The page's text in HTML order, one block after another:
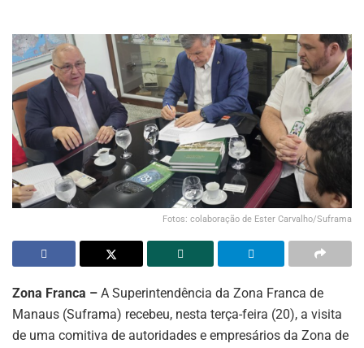
Fotos: colaboração de Ester Carvalho/Suframa
Zona Franca – A Superintendência da Zona Franca de
Manaus (Suframa) recebeu, nesta terça-feira (20), a visita
de uma comitiva de autoridades e empresários da Zona de